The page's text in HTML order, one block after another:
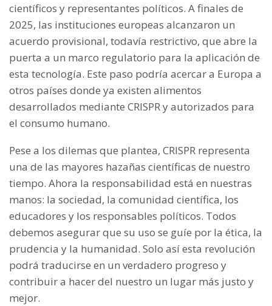
científicos y representantes políticos. A finales de
2025, las instituciones europeas alcanzaron un
acuerdo provisional, todavía restrictivo, que abre la
puerta a un marco regulatorio para la aplicación de
esta tecnología. Este paso podría acercar a Europa a
otros países donde ya existen alimentos
desarrollados mediante CRISPR y autorizados para
el consumo humano.
Pese a los dilemas que plantea, CRISPR representa
una de las mayores hazañas científicas de nuestro
tiempo. Ahora la responsabilidad está en nuestras
manos: la sociedad, la comunidad científica, los
educadores y los responsables políticos. Todos
debemos asegurar que su uso se guíe por la ética, la
prudencia y la humanidad. Solo así esta revolución
podrá traducirse en un verdadero progreso y
contribuir a hacer del nuestro un lugar más justo y
mejor.